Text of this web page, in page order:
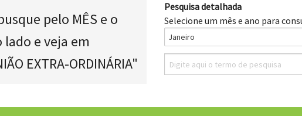
pelo MÊS e o
lado e veja em
EXTRA-ORDINÁRIA"
Pesquisa detalhada
Selecione um mês e ano para